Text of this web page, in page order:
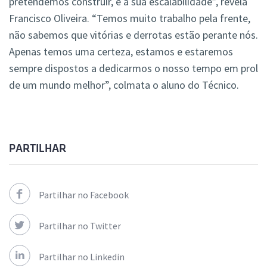
Francisco Oliveira. “Temos muito trabalho pela frente,
não sabemos que vitórias e derrotas estão perante nós.
Apenas temos uma certeza, estamos e estaremos
sempre dispostos a dedicarmos o nosso tempo em prol
de um mundo melhor”, colmata o aluno do Técnico.
PARTILHAR
Partilhar no Facebook
Partilhar no Twitter
Partilhar no Linkedin